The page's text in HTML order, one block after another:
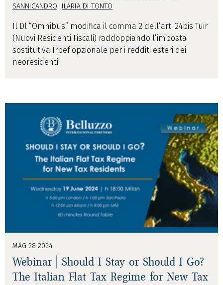
SANNICANDRO
ILARIA DI TONTO
Il Dl “Omnibus” modifica il comma 2 dell’art. 24bis Tuir
(Nuovi Residenti Fiscali) raddoppiando l’imposta
sostitutiva Irpef opzionale per i redditi esteri dei
neoresidenti.
MAG 28 2024
Webinar | Should I Stay or Should I Go?
The Italian Flat Tax Regime for New Tax